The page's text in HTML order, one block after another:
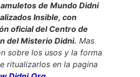
de Mundo Didni
Insible, con
oficial del Centro de
del Misterio Didni. Mas
sobre los usos y la forma
ritualizarlos en la pagina